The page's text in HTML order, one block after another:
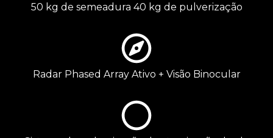
50 kg de semeadura 40 kg de pulverização
Radar Phased Array Ativo + Visão Binocular